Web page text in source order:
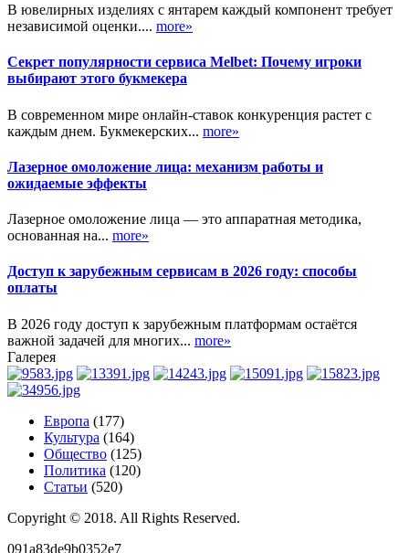
В ювелирных изделиях с янтарем каждый компонент требует
независимой оценки.... more»
Секрет популярности сервиса Melbet: Почему игроки
выбирают этого букмекера
В современном мире онлайн-ставок конкуренция растет с
каждым днем. Букмекерских... more»
Лазерное омоложение лица: механизм работы и
ожидаемые эффекты
Лазерное омоложение лица — это аппаратная методика,
основанная на... more»
Доступ к зарубежным сервисам в 2026 году: способы
оплаты
В 2026 году доступ к зарубежным платформам остаётся
важной задачей для многих... more»
Галерея
Европа (177)
Культура (164)
Общество (125)
Политика (120)
Статьи (520)
Copyright © 2018. All Rights Reserved.
091a83de9b0352e7